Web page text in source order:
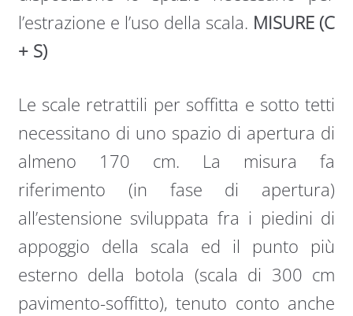
l’estrazione e l’uso della scala. MISURE (C
+ S)
Le scale retrattili per soffitta e sotto tetti
necessitano di uno spazio di apertura di
almeno 170 cm. La misura fa
riferimento (in fase di apertura)
all’estensione sviluppata fra i piedini di
appoggio della scala ed il punto più
esterno della botola (scala di 300 cm
pavimento-soffitto), tenuto conto anche